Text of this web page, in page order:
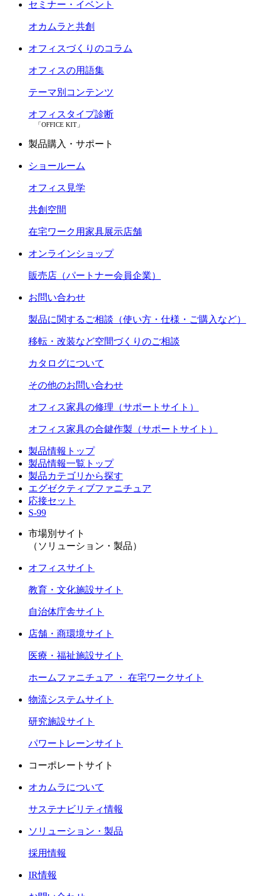
セミナー・イベント
オカムラと共創
オフィスづくりのコラム
オフィスの用語集
テーマ別コンテンツ
オフィスタイプ診断
「OFFICE KIT」
製品購入・サポート
ショールーム
オフィス見学
共創空間
在宅ワーク用家具展示店舗
オンラインショップ
販売店（パートナー会員企業）
お問い合わせ
製品に関するご相談（使い方・仕様・ご購入など）
移転・改装など空間づくりのご相談
カタログについて
その他のお問い合わせ
オフィス家具の修理（サポートサイト）
オフィス家具の合鍵作製（サポートサイト）
製品情報トップ
製品情報一覧トップ
製品カテゴリから探す
エグゼクティブファニチュア
応接セット
S-99
市場別サイト
（ソリューション・製品）
オフィスサイト
教育・文化施設サイト
自治体庁舎サイト
店舗・商環境サイト
医療・福祉施設サイト
ホームファニチュア ・ 在宅ワークサイト
物流システムサイト
研究施設サイト
パワートレーンサイト
コーポレートサイト
オカムラについて
サステナビリティ情報
ソリューション・製品
採用情報
IR情報